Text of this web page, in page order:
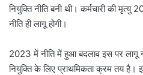
नियुक्ति नीति बनी थी। कर्मचारी की
नीति ही लागू होगी।
2023 में नीति में हुआ बदलाव इस पर लागू
नियुक्ति के लिए प्राथमिकता क्रम तय है।